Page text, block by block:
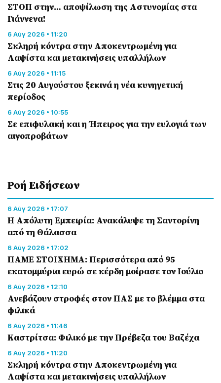
ΣΤΟΠ στην… αποψίλωση της Αστυνομίας στα
Γιάννενα!
6 Αύγ 2026 • 11:20
Σκληρή κόντρα στην Αποκεντρωμένη για
Λαψίστα και μετακινήσεις υπαλλήλων
6 Αύγ 2026 • 11:15
Στις 20 Αυγούστου ξεκινά η νέα κυνηγετική
περίοδος
6 Αύγ 2026 • 10:55
Σε επιφυλακή και η Ήπειρος για την ευλογιά των
αιγοπροβάτων
Ροή Eιδήσεων
6 Αύγ 2026 • 17:07
Η Απόλυτη Εμπειρία: Ανακάλυψε τη Σαντορίνη
από τη Θάλασσα
6 Αύγ 2026 • 17:02
ΠΑΜΕ ΣΤΟΙΧΗΜΑ: Περισσότερα από 95
εκατομμύρια ευρώ σε κέρδη μοίρασε τον Ιούλιο
6 Αύγ 2026 • 12:10
Ανεβάζουν στροφές στον ΠΑΣ με το βλέμμα στα
φιλικά
6 Αύγ 2026 • 11:46
Καστρίτσα: Φιλικό με την Πρέβεζα του Βαζέχα
6 Αύγ 2026 • 11:20
Σκληρή κόντρα στην Αποκεντρωμένη για
Λαψίστα και μετακινήσεις υπαλλήλων